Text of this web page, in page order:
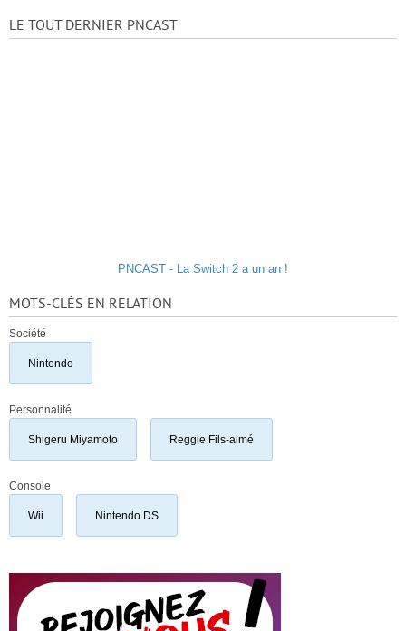
LE TOUT DERNIER PNCAST
PNCAST - La Switch 2 a un an !
MOTS-CLÉS EN RELATION
Société
Nintendo
Personnalité
Shigeru Miyamoto Reggie Fils-aimé
Console
Wii Nintendo DS